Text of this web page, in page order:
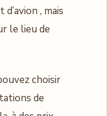
, mais
le lieu de
choisir
de